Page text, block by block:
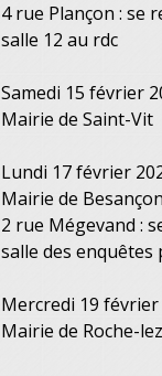
4 rue Plançon : se
salle 12 au rdc
Samedi 15 février
Mairie de Saint-Vit
Lundi 17 février
Mairie de Besançon
2 rue Mégevand :
salle des enquêtes
Mercredi 19 février
Mairie de Roche-